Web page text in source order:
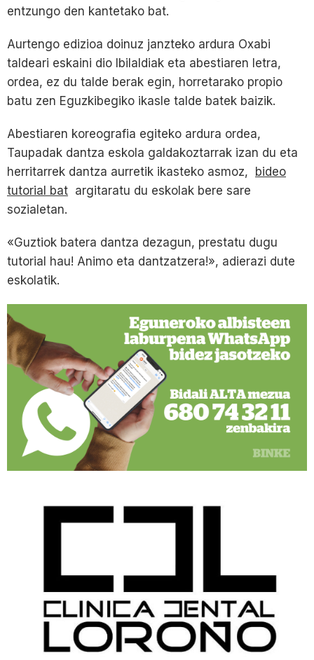
entzungo den kantetako bat.
Aurtengo edizioa doinuz janzteko ardura Oxabi
taldeari eskaini dio Ibilaldiak eta abestiaren letra,
ordea, ez du talde berak egin, horretarako propio
batu zen Eguzkibegiko ikasle talde batek baizik.
Abestiaren koreografia egiteko ardura ordea,
Taupadak dantza eskola galdakoztarrak izan du eta
herritarrek dantza aurretik ikasteko asmoz, bideo
tutorial bat argitaratu du eskolak bere sare
sozialetan.
«Guztiok batera dantza dezagun, prestatu dugu
tutorial hau! Animo eta dantzatzera!», adierazi dute
eskolatik.